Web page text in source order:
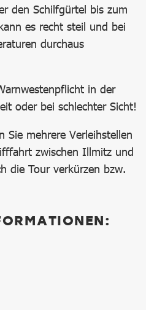
den Schilfgürtel bis zum
es recht steil und bei
durchaus
in der
oder bei schlechter Sicht!
Sie mehrere Verleihstellen
zwischen Illmitz und
die Tour verkürzen bzw.